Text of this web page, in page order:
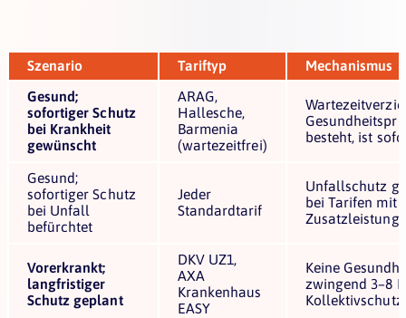
Szenario Tariftyp
Mechanismus
Gesund;
sofortiger Schutz
bei Krankheit
gewünscht
ARAG,
Hallesche,
Barmenia
(wartezeitfrei)
besteht, ist
Gesund;
sofortiger Schutz
bei Unfall
befürchtet
Jeder
Standardtarif
Unfallschutz
bei Tarifen mit
Zusatzleistung
Vorerkrankt;
langfristiger
Schutz geplant
DKV UZ1,
AXA
Krankenhaus
EASY
Keine
zwingend 3–8